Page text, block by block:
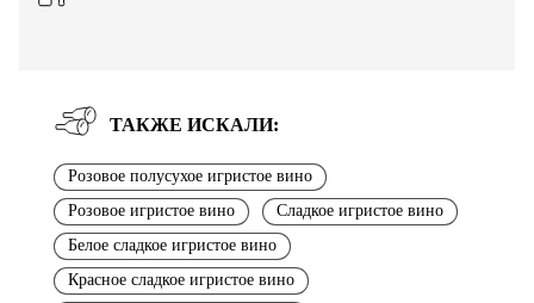
ТАКЖЕ ИСКАЛИ:
Розовое полусухое игристое вино
Розовое игристое вино
Сладкое игристое вино
Белое сладкое игристое вино
Красное сладкое игристое вино